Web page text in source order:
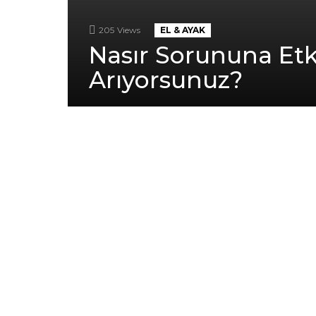
205 Views EL & AYAK
Nasır Sorununa
Arıyorsunuz?